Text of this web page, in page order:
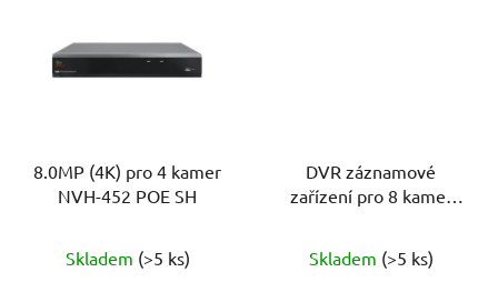
8.0MP (4K) pro 4 kamer
NVH-452 POE SH
Skladem (>5 ks)
DVR záznamové
zařízení pro 8 kamer
Skladem (>5 ks)